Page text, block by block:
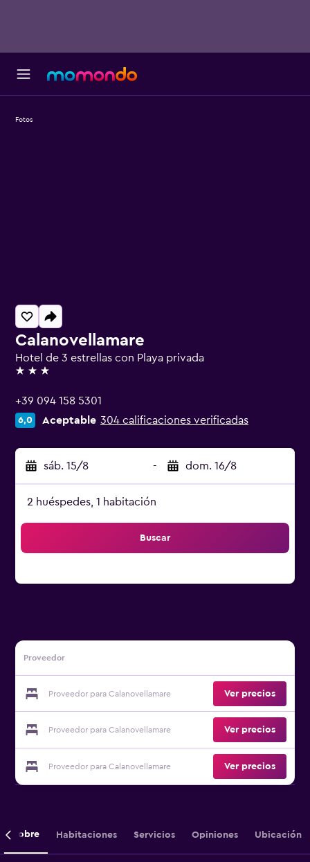
Calanovellamare
Hotel de 3 estrellas con Playa privada
3 estrellas
+39 094 158 5301
6,0 Aceptable 304 calificaciones verificadas
sáb. 15/8 - dom. 16/8
2 huéspedes, 1 habitación
Buscar
Proveedor
Proveedor para Calanovellamare Ver precios
Proveedor para Calanovellamare Ver precios
Proveedor para Calanovellamare Ver precios
Fotos
Sobre Habitaciones Servicios Opiniones Ubicación